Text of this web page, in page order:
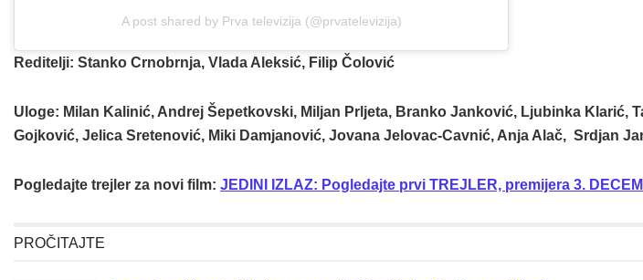
A post shared by Prva televizija (@prvatelevizija)
Reditelji: Stanko Crnobrnja, Vlada Aleksić, Filip Čolović
Uloge: Milan Kalinić, Andrej Šepetkovski, Miljan Prljeta, Branko Janković, Ljubinka
Gojković, Jelica Sretenović, Miki Damjanović, Jovana Jelovac-Cavnić, Anja Alač, Srdjan
Pogledajte trejler za novi film: JEDINI IZLAZ: Pogledajte prvi TREJLER, premijera 3.
PROČITAJTE